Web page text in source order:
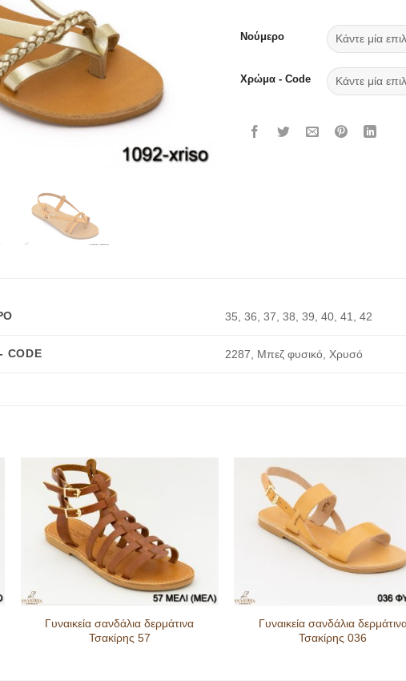
Νούμερο
Χρώμα - Code
35, 36, 37, 38, 39, 40, 41, 42
2287, Μπεζ φυσικό, Χρυσό
Γυναικεία σανδάλια δερμάτινα
Τσακίρης 57
Γυναικεία σανδάλια
Τσακίρης 036